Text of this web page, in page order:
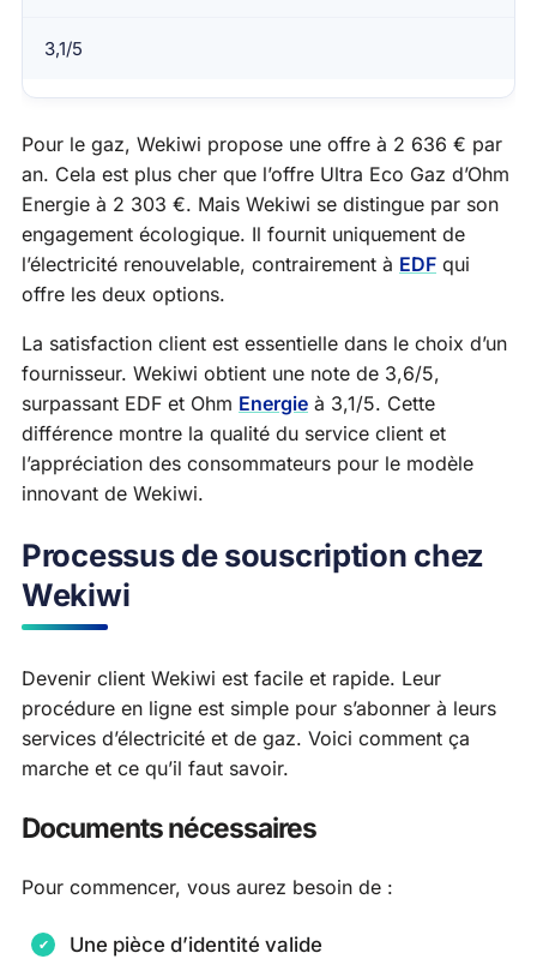
3,1/5
Pour le gaz, Wekiwi propose une offre à 2 636 € par
an. Cela est plus cher que l’offre Ultra Eco Gaz d’Ohm
Energie à 2 303 €. Mais Wekiwi se distingue par son
engagement écologique. Il fournit uniquement de
l’électricité renouvelable, contrairement à EDF qui
offre les deux options.
La satisfaction client est essentielle dans le choix d’un
fournisseur. Wekiwi obtient une note de 3,6/5,
surpassant EDF et Ohm Energie à 3,1/5. Cette
différence montre la qualité du service client et
l’appréciation des consommateurs pour le modèle
innovant de Wekiwi.
Processus de souscription chez
Wekiwi
Devenir client Wekiwi est facile et rapide. Leur
procédure en ligne est simple pour s’abonner à leurs
services d’électricité et de gaz. Voici comment ça
marche et ce qu’il faut savoir.
Documents nécessaires
Pour commencer, vous aurez besoin de :
Une pièce d’identité valide